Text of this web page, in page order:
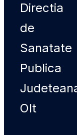
Directia
de
Sanatate
Publica
Olt